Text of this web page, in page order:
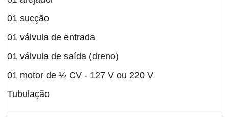
01 sucção
01 válvula de entrada
01 válvula de saída (dreno)
01 motor de ½ CV - 127 V ou 220 V
Tubulação